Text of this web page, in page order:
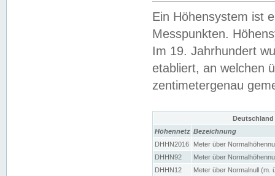
Ein Höhensystem ist
Messpunkten.
Im 19. Jahrhundert
etabliert, an welchen
zentimetergenau
Höhennetz Bezeichnung
DHHN2016
Meter über
DHHN92
Meter über
DHHN12
Meter über Normalnull (m.